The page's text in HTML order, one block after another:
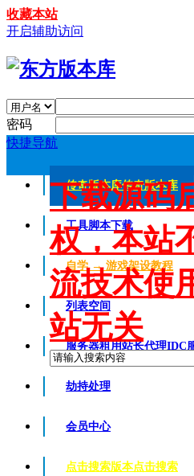
收藏本站
开启辅助访问
密码
快捷导航
传奇版本库传奇版本库
工具脚本下载
自学 → 游戏架设教程
列表空间
服务器租用站长代理IDC
劫持处理
会员中心
点击搜索版本点击搜索
下载源码
权，本站
流技术使
站无关